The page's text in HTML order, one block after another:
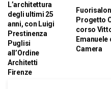
L’architettura
degli ultimi 25
anni, con Luigi
Prestinenza
Puglisi
all’Ordine
Architetti
Firenze
Progetto
corso
Emanuele
Camera